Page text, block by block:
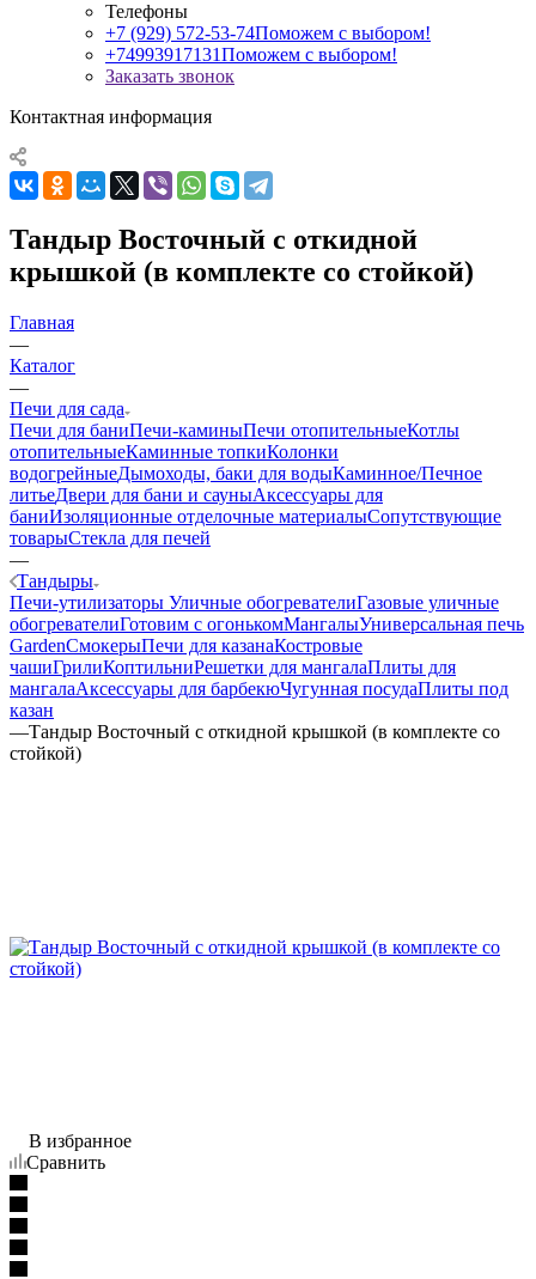
Телефоны
+7 (929) 572-53-74Поможем с выбором!
+74993917131Поможем с выбором!
Заказать звонок
Контактная информация
Тандыр Восточный с откидной
крышкой (в комплекте со стойкой)
Главная
—
Каталог
—
Печи для сада
Печи для баниПечи-каминыПечи отопительныеКотлы
отопительныеКаминные топкиКолонки
водогрейныеДымоходы, баки для водыКаминное/Печное
литьеДвери для бани и сауныАксессуары для
баниИзоляционные отделочные материалыСопутствующие
товарыСтекла для печей
—
Тандыры
Печи-утилизаторы Уличные обогревателиГазовые уличные
обогревателиГотовим с огонькомМангалыУниверсальная печь
GardenСмокерыПечи для казанаКостровые
чашиГрилиКоптильниРешетки для мангалаПлиты для
мангалаАксессуары для барбекюЧугунная посудаПлиты под
казан
—Тандыр Восточный с откидной крышкой (в комплекте со
стойкой)
В избранное
Сравнить